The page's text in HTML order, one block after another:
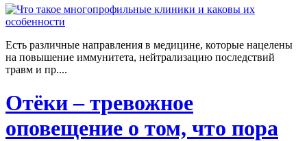
Есть различные направления в медицине, которые нацелены
на повышение иммунитета, нейтрализацию последствий
травм и пр....
Отёки – тревожное
оповещение о том, что пора